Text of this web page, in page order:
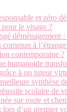
et zéro
le visage ?
à
contemporaine ?
humanoïde
à un tuteur
synthèse
scolaire de
sur route et
d’un premier